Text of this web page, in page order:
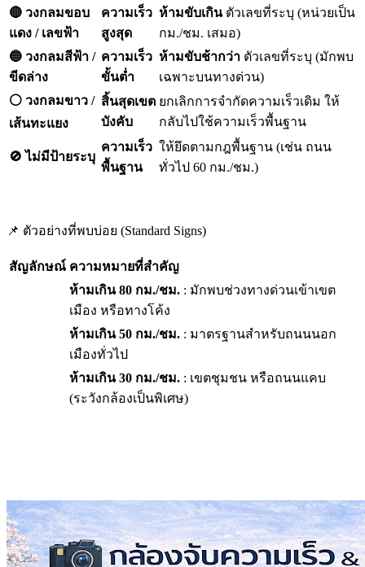
🔴 วงกลมขอบ
แดง / เลขฟ้า
ความเร็ว
สูงสุด
ห้ามขับเกินตัวเลขที่ระบุ (หน่วยเป็น
กม./ชม. เสมอ)
🔵 วงกลมสีฟ้า /
ขีดล่าง
ความเร็ว
ขั้นต่ำ
ห้ามขับช้ากว่า ตัวเลขที่ระบุ (มักพบ
เฉพาะบนทางด่วน)
⚪ วงกลมขาว /
เส้นทะแยง
สิ้นสุดเขต
บังคับ
ยกเลิกการจำกัดความเร็วเดิม ให้
กลับไปใช้ความเร็วพื้นฐาน
🚫 ไม่มีป้ายระบุ
ความเร็ว
พื้นฐาน
ให้ยึดตามกฎพื้นฐาน (เช่น ถนน
ทั่วไป 60 กม./ชม.)
📌 ตัวอย่างที่พบบ่อย (Standard Signs)
สัญลักษณ์ ความหมายที่สำคัญ
ห้ามเกิน 80 กม./ชม. : มักพบช่วงทางด่วนเข้าเขต
เมือง หรือทางโค้ง
ห้ามเกิน 50 กม./ชม. : มาตรฐานสำหรับถนนนอก
เมืองทั่วไป
ห้ามเกิน 30 กม./ชม. : เขตชุมชน หรือถนนแคบ
(ระวังกล้องเป็นพิเศษ)